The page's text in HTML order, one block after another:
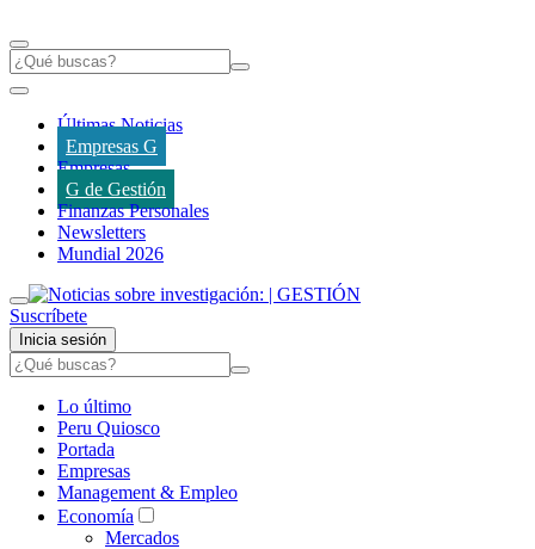
Últimas Noticias
Empresas G
Empresas
G de Gestión
Finanzas Personales
Newsletters
Mundial 2026
Suscríbete
Inicia sesión
Lo último
Peru Quiosco
Portada
Empresas
Management & Empleo
Economía
Mercados